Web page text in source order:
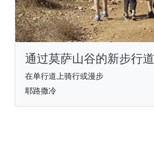
通过莫萨山谷的新步行道
在单行道上骑行或漫步
耶路撒冷